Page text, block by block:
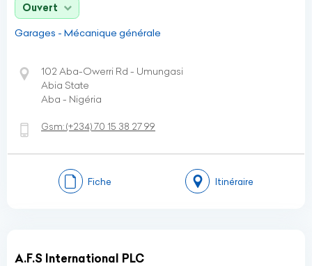
Ouvert
Garages - Mécanique générale
102 Aba-Owerri Rd - Umungasi
Abia State
Aba - Nigéria
Gsm:(+234)70 15 38 27 99
Fiche Itinéraire
A.F.S International PLC